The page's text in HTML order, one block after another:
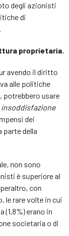
degli azionisti
di
proprietaria.
avendo il diritto
alle politiche
potrebbero usare
insoddisfazione
dei
parte della
non sono
è superiore al
con
le rare volte in cui
(1,8%) erano in
societaria o di